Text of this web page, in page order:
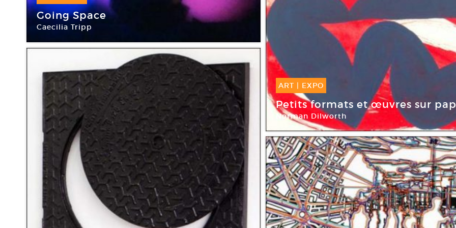
15 Jan -20 Mar 2016
Going Space
Caecilia Tripp
ART | EXPO
08 Déc -23 Jan 2016
Petits formats et œuvres sur
Norman Dilworth
Galerie Oniris